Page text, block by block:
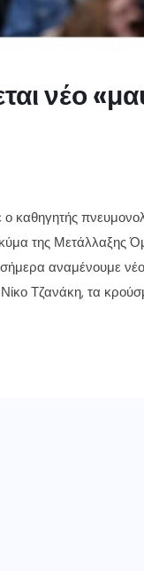
νέο
καθηγητής
της Μετάλλαξης
αναμένουμε
Τζανάκη, τα